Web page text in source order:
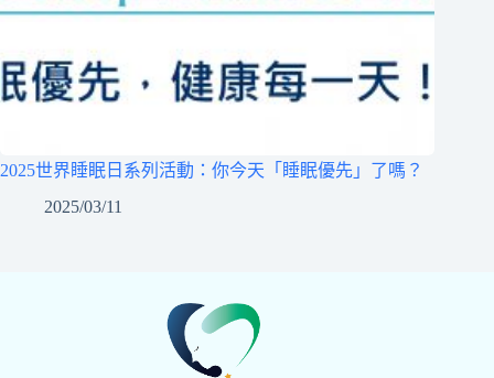
2025世界睡眠日系列活動：你今天「睡眠優先」了嗎？
2025/03/11